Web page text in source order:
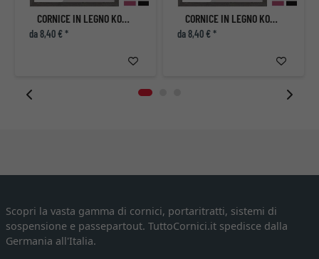
CORNICE IN LEGNO KOUDOU
da 8,40 € *
CORNICE IN LEGNO KOUDOU
da 8,40 € *
Scopri la vasta gamma di cornici, portaritratti, sistemi di
sospensione e passepartout. TuttoCornici.it spedisce dalla
Germania all'Italia.